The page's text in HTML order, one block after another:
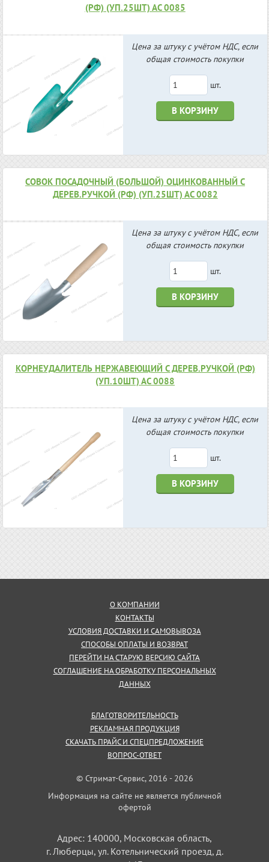
(РФ) (УП.25ШТ) АС 0085
Цена за штуку с учётом НДС, если
общая стоимость покупки
шт.
В КОРЗИНУ
СОВОК ПОСАДОЧНЫЙ (БОЛЬШОЙ) ОЦИНКОВАННЫЙ С
ДЕРЕВ.РУЧКОЙ (РФ) (УП.25ШТ) АС 0082
Цена за штуку с учётом НДС, если
общая стоимость покупки
шт.
В КОРЗИНУ
КОРНЕУДАЛИТЕЛЬ НЕРЖАВЕЮЩИЙ С ДЕРЕВ.РУЧКОЙ (РФ)
(УП.10ШТ) АС 0088
Цена за штуку с учётом НДС, если
общая стоимость покупки
шт.
В КОРЗИНУ
О КОМПАНИИ
КОНТАКТЫ
УСЛОВИЯ ДОСТАВКИ И САМОВЫВОЗА
СПОСОБЫ ОПЛАТЫ И ВОЗВРАТ
ПЕРЕЙТИ НА СТАРУЮ ВЕРСИЮ САЙТА
СОГЛАШЕНИЕ НА ОБРАБОТКУ ПЕРСОНАЛЬНЫХ
ДАННЫХ
БЛАГОТВОРИТЕЛЬНОСТЬ
РЕКЛАМНАЯ ПРОДУКЦИЯ
СКАЧАТЬ ПРАЙС И СПЕЦПРЕДЛОЖЕНИЕ
ВОПРОС-ОТВЕТ
© Стримат-Сервис, 2016 - 2026
Информация на сайте не является публичной
офертой
Адрес: 140000, Московская область,
г. Люберцы, ул. Котельнический проезд, д.